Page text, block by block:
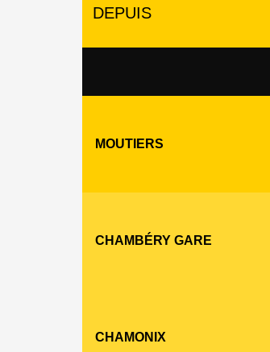
DEPUIS
MOUTIERS
CHAMBÉRY GARE
CHAMONIX